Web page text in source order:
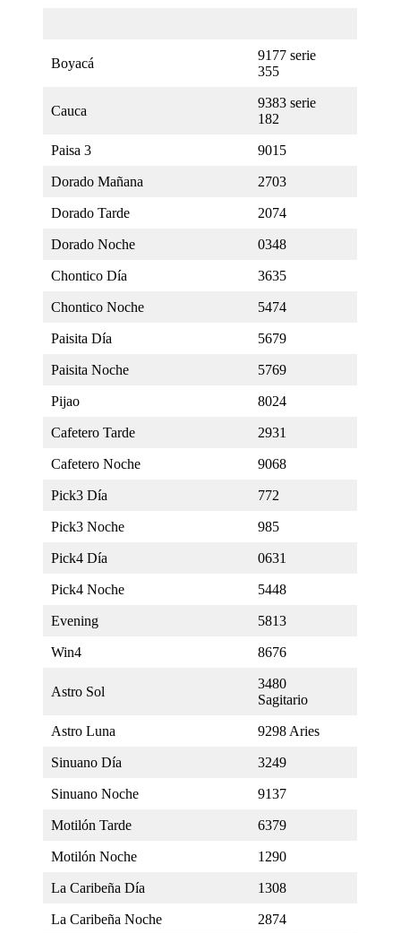
Boyacá
9177 serie
355
Cauca
9383 serie
182
Paisa 3 9015
Dorado Mañana 2703
Dorado Tarde 2074
Dorado Noche 0348
Chontico Día 3635
Chontico Noche 5474
Paisita Día 5679
Paisita Noche 5769
Pijao 8024
Cafetero Tarde 2931
Cafetero Noche 9068
Pick3 Día 772
Pick3 Noche 985
Pick4 Día 0631
Pick4 Noche 5448
Evening 5813
Win4 8676
Astro Sol
3480
Sagitario
Astro Luna 9298 Aries
Sinuano Día 3249
Sinuano Noche 9137
Motilón Tarde 6379
Motilón Noche 1290
La Caribeña Día 1308
La Caribeña Noche 2874